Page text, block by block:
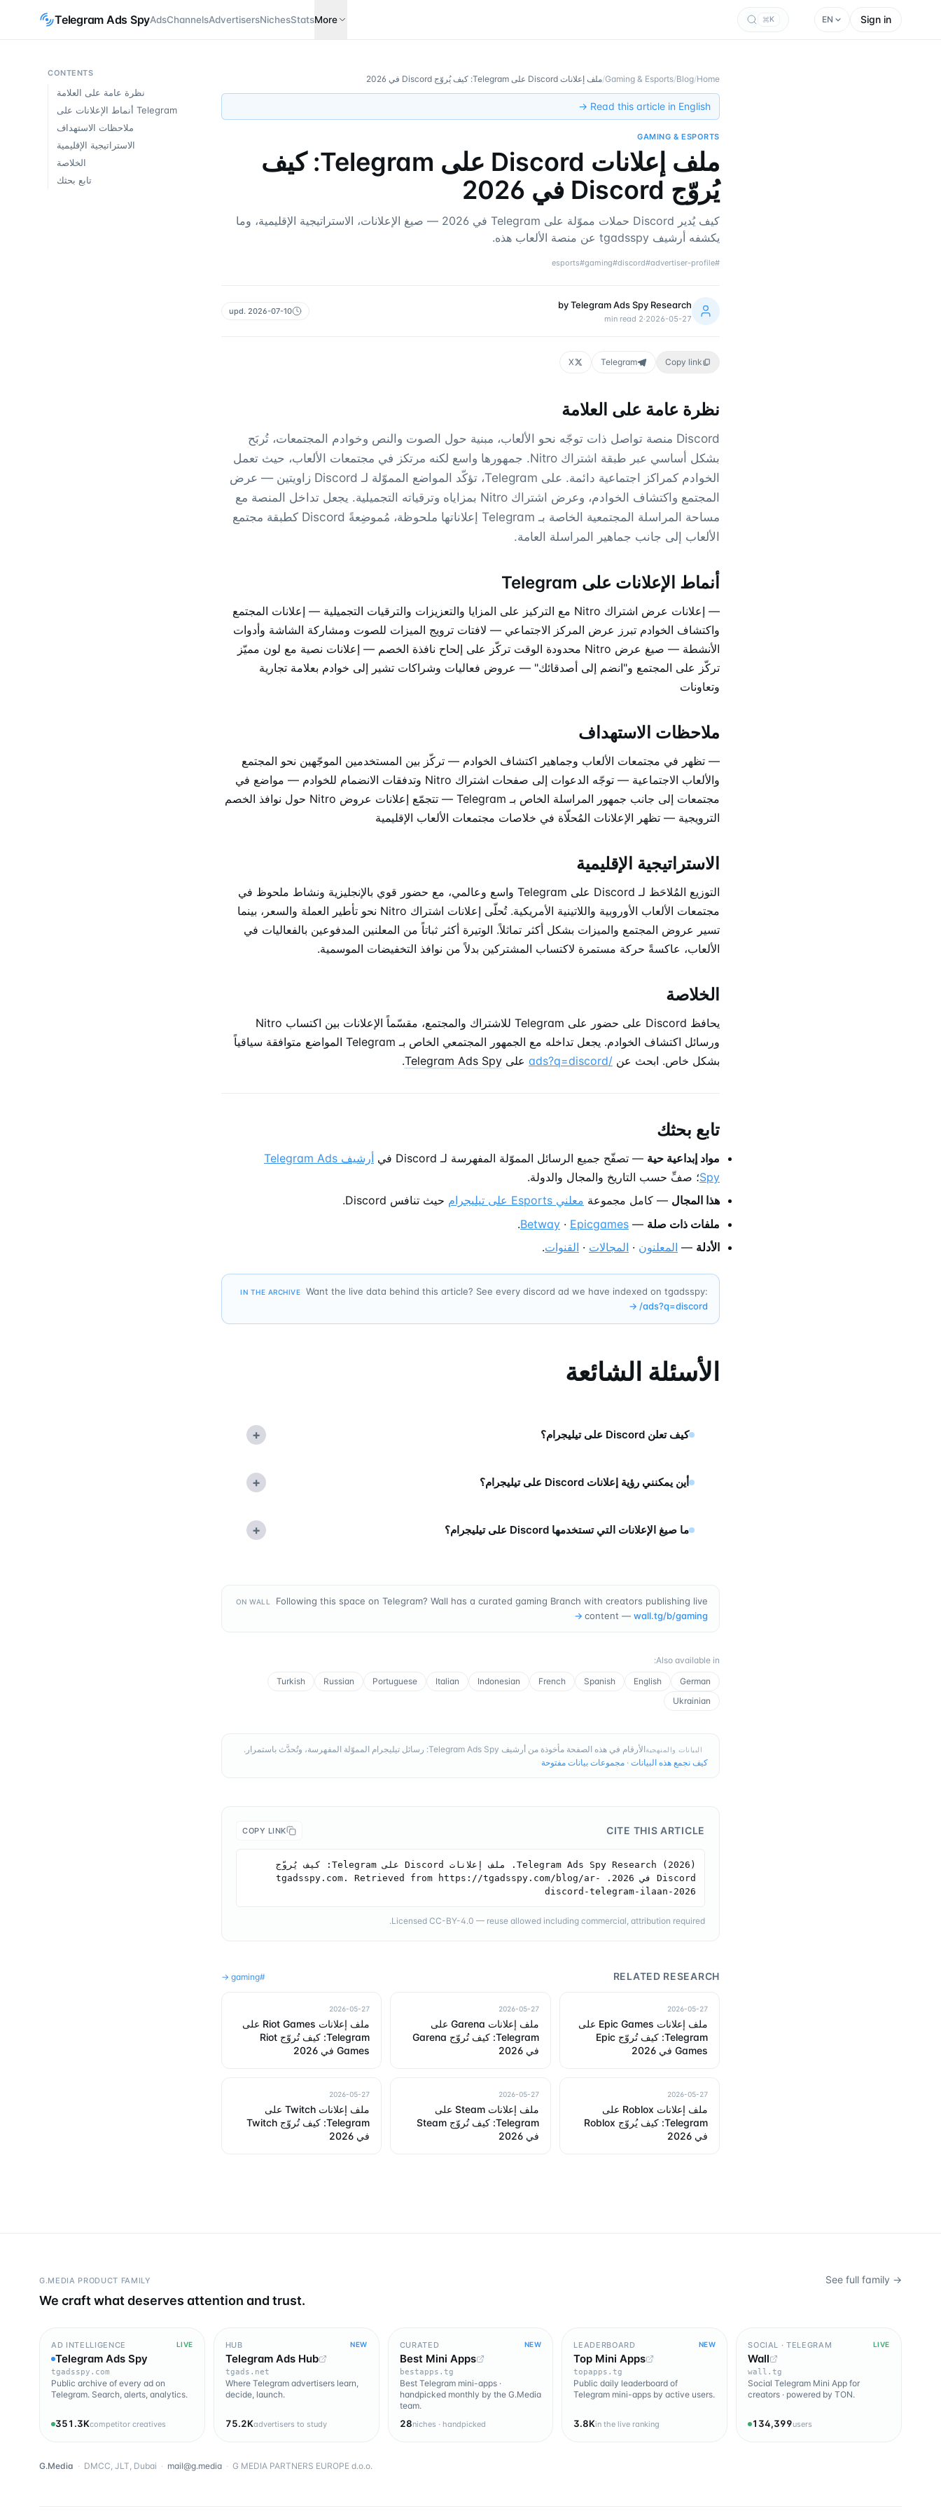
Telegram Ads SpyAdsChannelsAdvertisersNichesStatsMore K EN Sign in
Home
/
Blog
/
Gaming & Esports
/ملف إعلانات Discord على Telegram: كيف يُروّج Discord في 2026
Read this article in English →
GAMING & ESPORTS
ملف إعلانات Discord على Telegram: كيف
يُروّج Discord في 2026
كيف يُدير Discord حملات مموّلة على Telegram في 2026 — صيغ الإعلانات، الاستراتيجية الإقليمية، وما
يكشفه أرشيف tgadsspy عن منصة الألعاب هذه.
#
advertiser-profile
#
discord
#
gaming
#
esports
byTelegram Ads Spy Research
2026-05-27
·
2
min read
upd. 2026-07-10
Copy link
Telegram
X
نظرة عامة على العلامة
Discord منصة تواصل ذات توجّه نحو الألعاب، مبنية حول الصوت والنص وخوادم المجتمعات، تُربَح
بشكل أساسي عبر طبقة اشتراك Nitro. جمهورها واسع لكنه مرتكز في مجتمعات الألعاب، حيث تعمل
الخوادم كمراكز اجتماعية دائمة. على Telegram، تؤكّد المواضع المموّلة لـ Discord زاويتين — عرض
المجتمع واكتشاف الخوادم، وعرض اشتراك Nitro بمزاياه وترقياته التجميلية. يجعل تداخل المنصة مع
مساحة المراسلة المجتمعية الخاصة بـ Telegram إعلاناتها ملحوظة، مُموضِعةً Discord كطبقة مجتمع
الألعاب إلى جانب جماهير المراسلة العامة.
أنماط الإعلانات على Telegram
— إعلانات عرض اشتراك Nitro مع التركيز على المزايا والتعزيزات والترقيات التجميلية — إعلانات المجتمع
واكتشاف الخوادم تبرز عرض المركز الاجتماعي — لافتات ترويج الميزات للصوت ومشاركة الشاشة وأدوات
الأنشطة — صيغ عرض Nitro محدودة الوقت تركّز على إلحاح نافذة الخصم — إعلانات نصية مع لون مميّز
تركّز على المجتمع و"انضم إلى أصدقائك" — عروض فعاليات وشراكات تشير إلى خوادم بعلامة تجارية
وتعاونات
ملاحظات الاستهداف
— تظهر في مجتمعات الألعاب وجماهير اكتشاف الخوادم — تركّز بين المستخدمين الموجّهين نحو المجتمع
والألعاب الاجتماعية — توجّه الدعوات إلى صفحات اشتراك Nitro وتدفقات الانضمام للخوادم — مواضع في
مجتمعات إلى جانب جمهور المراسلة الخاص بـ Telegram — تتجمّع إعلانات عروض Nitro حول نوافذ الخصم
الترويجية — تظهر الإعلانات المُحلّاة في خلاصات مجتمعات الألعاب الإقليمية
الاستراتيجية الإقليمية
التوزيع المُلاحَظ لـ Discord على Telegram واسع وعالمي، مع حضور قوي بالإنجليزية ونشاط ملحوظ في
مجتمعات الألعاب الأوروبية واللاتينية الأمريكية. تُحلّى إعلانات اشتراك Nitro نحو تأطير العملة والسعر، بينما
تسير عروض المجتمع والميزات بشكل أكثر تماثلاً. الوتيرة أكثر ثباتاً من المعلنين المدفوعين بالفعاليات في
الألعاب، عاكسةً حركة مستمرة لاكتساب المشتركين بدلاً من نوافذ التخفيضات الموسمية.
الخلاصة
يحافظ Discord على حضور على Telegram للاشتراك والمجتمع، مقسّماً الإعلانات بين اكتساب Nitro
ورسائل اكتشاف الخوادم. يجعل تداخله مع الجمهور المجتمعي الخاص بـ Telegram المواضع متوافقة سياقياً
بشكل خاص. ابحث عن /ads?q=discord على Telegram Ads Spy
.
تابع بحثك
مواد إبداعية حية — تصفّح جميع الرسائل المموّلة المفهرسة لـ Discord في
أرشيف Telegram Ads
Spy؛ صفِّ حسب التاريخ والمجال والدولة.
هذا المجال — كامل مجموعة معلني Esports على تيليجرام
حيث تنافس Discord.
ملفات ذات صلة —
Betway · Epicgames
.
الأدلة — المعلنون · المجالات · القنوات.
IN THE ARCHIVE
Want the live data behind this article? See every discord ad we have indexed on tgadsspy:
/ads?q=discord
→
الأسئلة الشائعة
كيف تعلن Discord على تيليجرام؟ +
أين يمكنني رؤية إعلانات Discord على تيليجرام؟ +
ما صيغ الإعلانات التي تستخدمها Discord على تيليجرام؟ +
ON WALL
Following this space on Telegram? Wall has a curated gaming Branch with creators publishing live
content — wall.tg/b/gaming
→
Also available in
:
German
English
Spanish
French
Indonesian
Italian
Portuguese
Russian
Turkish
Ukrainian
البيانات والمنهجيةالأرقام في هذه الصفحة مأخوذة من أرشيف Telegram Ads Spy: رسائل تيليجرام المموّلة المفهرسة، وتُحدَّث باستمرار.
كيف نجمع هذه البيانات · مجموعات بيانات مفتوحة
CITE THIS ARTICLE
COPY LINK
Discord في 2026. tgadsspy.com. Retrieved from https://tgadsspy.com/blog/ar-
discord-telegram-ilaan-2026
Licensed CC-BY-4.0 — reuse allowed including commercial, attribution required.
RELATED RESEARCH
#
gaming
→
2026-05-27
ملف إعلانات Epic Games على
Telegram: كيف تُروّج Epic
Games في 2026
2026-05-27
ملف إعلانات Garena على
Telegram: كيف تُروّج Garena
في 2026
2026-05-27
ملف إعلانات Riot Games على
Telegram: كيف تُروّج Riot
Games في 2026
2026-05-27
ملف إعلانات Roblox على
Telegram: كيف يُروّج Roblox
في 2026
2026-05-27
ملف إعلانات Steam على
Telegram: كيف تُروّج Steam
في 2026
2026-05-27
ملف إعلانات Twitch على
Telegram: كيف تُروّج Twitch
في 2026
CONTENTS
نظرة عامة على العلامة
أنماط الإعلانات على Telegram
ملاحظات الاستهداف
الاستراتيجية الإقليمية
الخلاصة
تابع بحثك
G.MEDIA PRODUCT FAMILY
We craft what deserves attention and trust.
See full family →
AD INTELLIGENCE LIVE
Telegram Ads Spy
tgadsspy.com
Public archive of every ad on
Telegram. Search, alerts, analytics.
351.3Kcompetitor creatives
HUB NEW
Telegram Ads Hub
tgads.net
Where Telegram advertisers learn,
decide, launch.
75.2Kadvertisers to study
CURATED NEW
Best Mini Apps
bestapps.tg
Best Telegram mini-apps ·
handpicked monthly by the G.Media
team.
28niches · handpicked
LEADERBOARD NEW
Top Mini Apps
topapps.tg
Public daily leaderboard of
Telegram mini-apps by active users.
3.8Kin the live ranking
SOCIAL · TELEGRAM LIVE
Wall
wall.tg
Social Telegram Mini App for
creators · powered by TON.
134,399users
G.Media · DMCC, JLT, Dubai · mail@g.media · G MEDIA PARTNERS EUROPE d.o.o.